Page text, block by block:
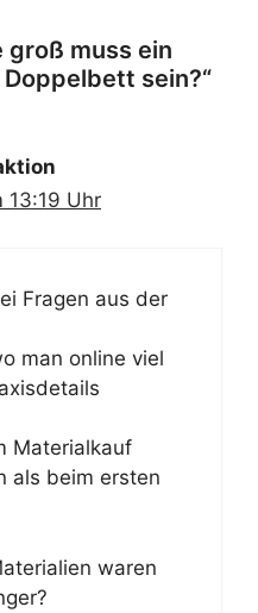
groß muss ein
sein?“
13:19 Uhr
Fragen aus der
man online viel
Materialkauf
als beim ersten
waren